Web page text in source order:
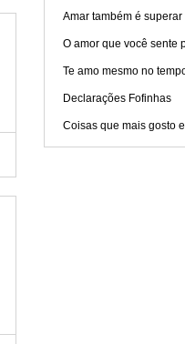
Amar também é
O amor que você sente
Te amo mesmo no
Declarações Fofinhas
Coisas que mais gosto